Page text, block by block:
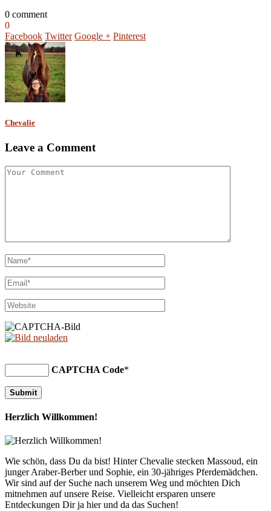
0 comment
0
Facebook Twitter Google + Pinterest
Chevalie
Leave a Comment
CAPTCHA Code*
Herzlich Willkommen!
Wie schön, dass Du da bist! Hinter Chevalie stecken Massoud, ein
junger Araber-Berber und Sophie, ein 30-jähriges Pferdemädchen.
Wir sind auf der Suche nach unserem Weg und möchten Dich
mitnehmen auf unsere Reise. Vielleicht ersparen unsere
Entdeckungen Dir ja hier und da das Suchen!